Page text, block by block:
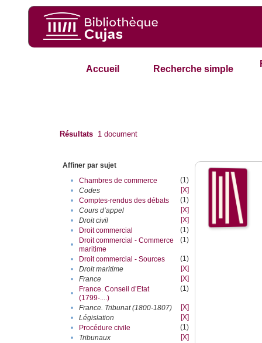
Accueil Recherche simple
Résultats 1 document
Affiner par sujet
•
Chambres de commerce
(1)
•
Codes
[X]
•
Comptes-rendus des débats
(1)
•
Cours d’appel
[X]
•
Droit civil
[X]
•
Droit commercial
(1)
•
Droit commercial - Commerce
maritime
(1)
• Droit commercial - Sources
(1)
•
Droit maritime
[X]
•
France
[X]
•
France. Conseil d’Etat
(1799-....)
(1)
• France. Tribunat (1800-1807)
[X]
•
Législation
[X]
•
Procédure civile
(1)
•
Tribunaux
[X]